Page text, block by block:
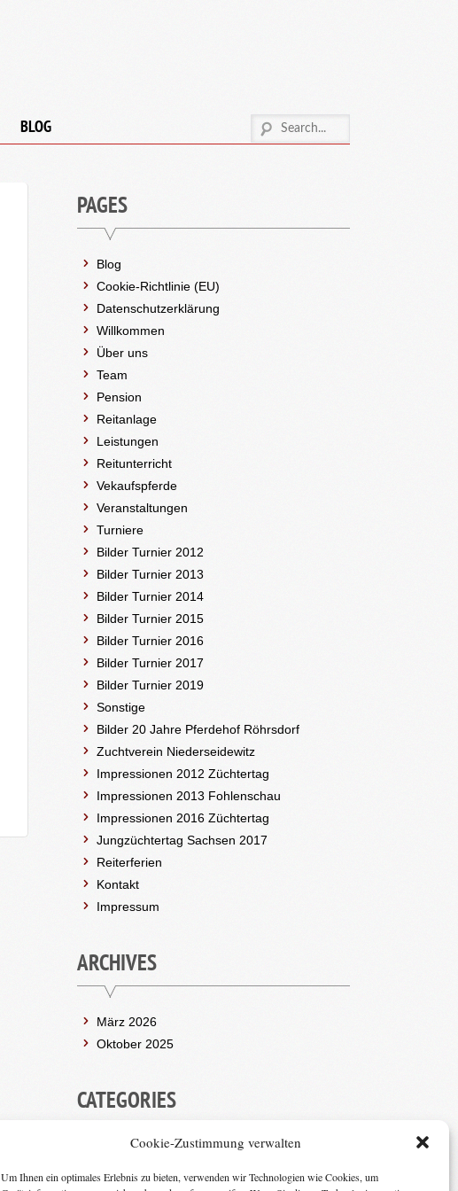
Cookie-Zustimmung verwalten
Um Ihnen ein optimales Erlebnis zu bieten, verwenden wir Technologien wie Cookies, um
BLOG
PAGES
Blog
Cookie-Richtlinie (EU)
Datenschutzerklärung
Willkommen
Über uns
Team
Pension
Reitanlage
Leistungen
Reitunterricht
Vekaufspferde
Veranstaltungen
Turniere
Bilder Turnier 2012
Bilder Turnier 2013
Bilder Turnier 2014
Bilder Turnier 2015
Bilder Turnier 2016
Bilder Turnier 2017
Bilder Turnier 2019
Sonstige
Bilder 20 Jahre Pferdehof Röhrsdorf
Zuchtverein Niederseidewitz
Impressionen 2012 Züchtertag
Impressionen 2013 Fohlenschau
Impressionen 2016 Züchtertag
Jungzüchtertag Sachsen 2017
Reiterferien
Kontakt
Impressum
ARCHIVES
März 2026
Oktober 2025
CATEGORIES